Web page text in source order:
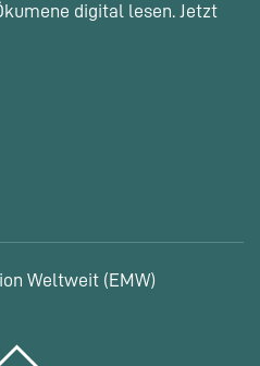
digital lesen. Jetzt
Weltweit (EMW)